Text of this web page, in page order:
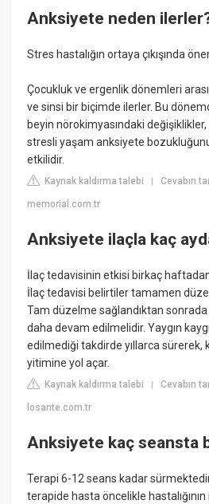
Anksiyete neden
Stres hastalığın ortaya çıkışında
Çocukluk ve ergenlik dönemleri
ve sinsi bir biçimde ilerler. Bu
beyin nörokimyasındaki
stresli yaşam anksiyete
etkilidir.
Kaynak kaldırma talebi |Cevabın
memorial.com.tr
Anksiyete ilaçla kaç
İlaç tedavisinin etkisi birkaç
İlaç tedavisi belirtiler tamamen
Tam düzelme sağlandıktan sonrada
daha devam edilmelidir. Yaygın
edilmediği takdirde yıllarca sürerek,
yitimine yol açar.
Kaynak kaldırma talebi |Cevabın
losante.com.tr
Anksiyete kaç seansta
Terapi 6-12 seans kadar
terapide hasta öncelikle